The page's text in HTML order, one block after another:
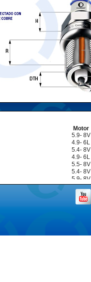
Motor
5.9- 8V
4.9- 6L
5.4- 8V
4.9- 6L
5.5- 8V
5.4- 8V
5.9- 8V